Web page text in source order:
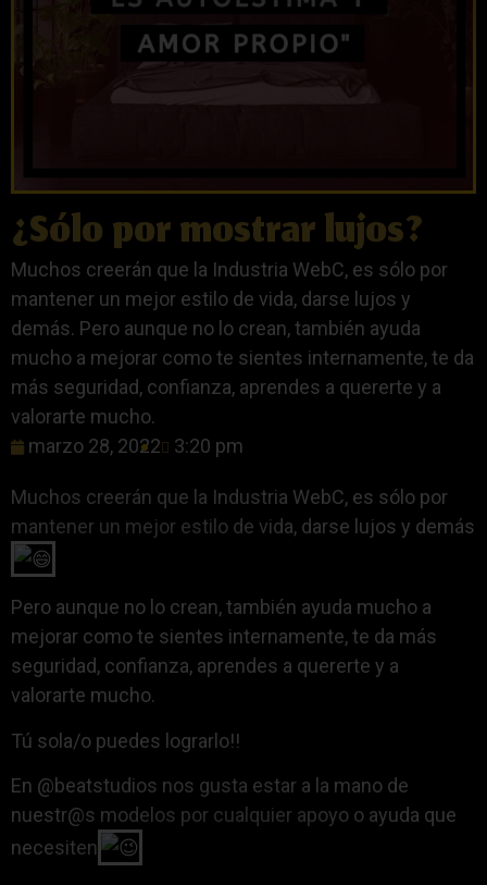
¿Sólo por mostrar lujos?
Muchos creerán que la Industria WebC, es sólo por
mantener un mejor estilo de vida, darse lujos y
demás. Pero aunque no lo crean, también ayuda
mucho a mejorar como te sientes internamente, te da
más seguridad, confianza, aprendes a quererte y a
valorarte mucho.
marzo 28, 2022
3:20 pm
Muchos creerán que la Industria WebC, es sólo por
mantener un mejor estilo de vida, darse lujos y demás
Pero aunque no lo crean, también ayuda mucho a
mejorar como te sientes internamente, te da más
seguridad, confianza, aprendes a quererte y a
valorarte mucho.
Tú sola/o puedes lograrlo!!
En @beatstudios nos gusta estar a la mano de
nuestr@s modelos por cualquier apoyo o ayuda que
necesiten